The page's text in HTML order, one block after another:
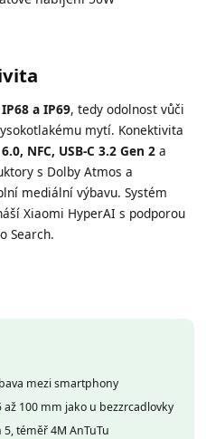
IP68 a IP69, tedy odolnost vůči
mytí. Konektivita
NFC, USB-C 3.2 Gen 2 a
s Dolby Atmos a
mediální výbavu. Systém
Xiaomi HyperAI s podporou
Search.
mezi smartphony
až 100 mm jako u bezzrcadlovky
téměř 4M AnTuTu